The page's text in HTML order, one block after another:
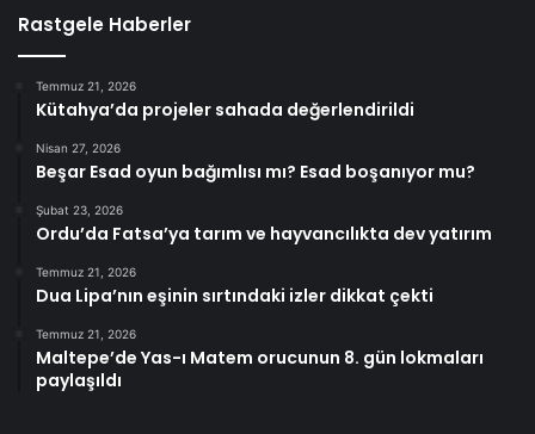
Rastgele Haberler
Temmuz 21, 2026
Kütahya’da projeler sahada değerlendirildi
Nisan 27, 2026
Beşar Esad oyun bağımlısı mı? Esad boşanıyor mu?
Şubat 23, 2026
Ordu’da Fatsa’ya tarım ve hayvancılıkta dev yatırım
Temmuz 21, 2026
Dua Lipa’nın eşinin sırtındaki izler dikkat çekti
Temmuz 21, 2026
Maltepe’de Yas-ı Matem orucunun 8. gün lokmaları
paylaşıldı